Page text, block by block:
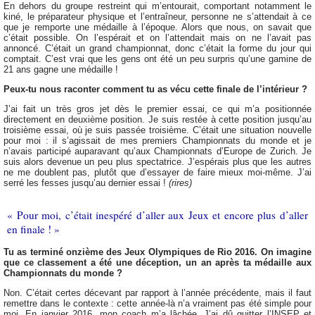
En dehors du groupe restreint qui m’entourait, comportant notamment le
kiné, le préparateur physique et l’entraîneur, personne ne s’attendait à ce
que je remporte une médaille à l’époque. Alors que nous, on savait que
c’était possible. On l’espérait et on l’attendait mais on ne l’avait pas
annoncé. C’était un grand championnat, donc c’était la forme du jour qui
comptait. C’est vrai que les gens ont été un peu surpris qu’une gamine de
21 ans gagne une médaille !
Peux-tu nous raconter comment tu as vécu cette finale de l’intérieur ?
J’ai fait un très gros jet dès le premier essai, ce qui m’a positionnée
directement en deuxième position. Je suis restée à cette position jusqu’au
troisième essai, où je suis passée troisième. C’était une situation nouvelle
pour moi : il s’agissait de mes premiers Championnats du monde et je
n’avais participé auparavant qu’aux Championnats d’Europe de Zurich. Je
suis alors devenue un peu plus spectatrice. J’espérais plus que les autres
ne me doublent pas, plutôt que d’essayer de faire mieux moi-même. J’ai
serré les fesses jusqu’au dernier essai ! (rires)
« Pour moi, c’était inespéré d’aller aux Jeux et encore plus d’aller
en finale ! »
Tu as terminé onzième des Jeux Olympiques de Rio 2016. On imagine
que ce classement a été une déception, un an après ta médaille aux
Championnats du monde ?
Non. C’était certes décevant par rapport à l’année précédente, mais il faut
remettre dans le contexte : cette année-là n’a vraiment pas été simple pour